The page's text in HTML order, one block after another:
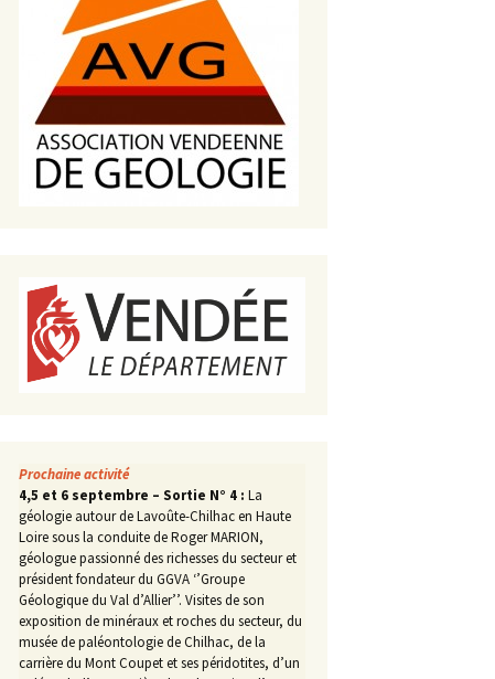
de roches
Prochaine activité
4,5 et 6 septembre – Sortie N° 4 : La
géologie autour de Lavoûte-Chilhac en Haute
Loire sous la conduite de Roger MARION,
géologue passionné des richesses du secteur et
président fondateur du GGVA ‘’Groupe
Géologique du Val d’Allier’’. Visites de son
exposition de minéraux et roches du secteur, du
musée de paléontologie de Chilhac, de la
carrière du Mont Coupet et ses péridotites, d’un